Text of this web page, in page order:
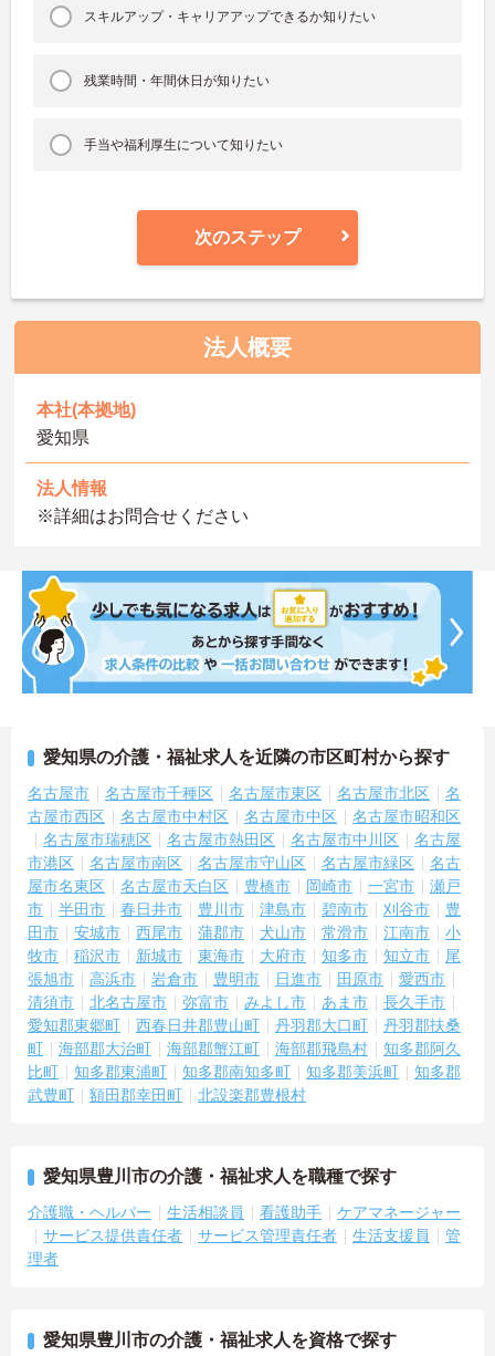
スキルアップ・キャリアアップできるか知りたい
残業時間・年間休日が知りたい
手当や福利厚生について知りたい
次のステップ
法人概要
本社(本拠地)
愛知県
法人情報
※詳細はお問合せください
愛知県の介護・福祉求人を近隣の市区町村から探す
名古屋市 名古屋市千種区 名古屋市東区 名古屋市北区
名
古屋市西区
名古屋市中村区 名古屋市中区
名古屋市昭和区
名古屋市瑞穂区
名古屋市熱田区 名古屋市中川区
名古屋
市港区
名古屋市南区 名古屋市守山区 名古屋市緑区
名古
屋市名東区
名古屋市天白区 豊橋市 岡崎市 一宮市
瀬戸
市
半田市 春日井市 豊川市 津島市 碧南市 刈谷市
豊
田市
安城市 西尾市 蒲郡市 犬山市 常滑市 江南市
小
牧市
稲沢市 新城市 東海市 大府市 知多市 知立市
尾
張旭市
高浜市 岩倉市 豊明市 日進市 田原市
愛西市
清須市
北名古屋市 弥富市 みよし市 あま市
長久手市
愛知郡東郷町
西春日井郡豊山町 丹羽郡大口町
丹羽郡扶桑
町
海部郡大治町 海部郡蟹江町 海部郡飛島村
知多郡阿久
比町
知多郡東浦町 知多郡南知多町 知多郡美浜町
知多郡
武豊町
額田郡幸田町 北設楽郡豊根村
愛知県豊川市の介護・福祉求人を職種で探す
介護職・ヘルパー 生活相談員 看護助手
ケアマネージャー
サービス提供責任者
サービス管理責任者 生活支援員
管
理者
愛知県豊川市の介護・福祉求人を資格で探す